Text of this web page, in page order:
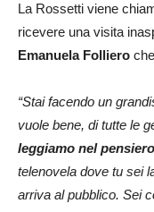
La Rossetti viene
ricevere una visita
Emanuela Folliero
“Stai facendo un
vuole bene, di tutte le
leggiamo nel
telenovela dove tu sei
arriva al pubblico. Sei